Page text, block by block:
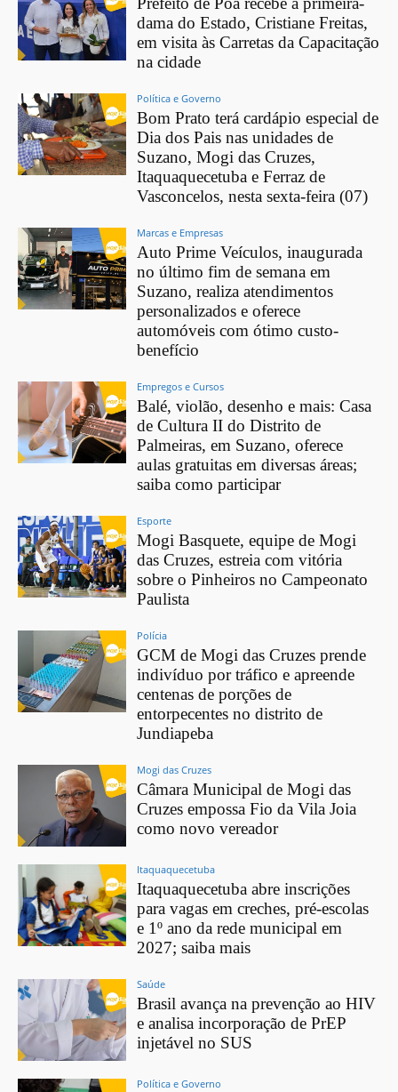
dama do Estado, Cristiane Freitas,
em visita às Carretas da Capacitação
na cidade
Política e Governo
Bom Prato terá cardápio especial de
Dia dos Pais nas unidades de
Suzano, Mogi das Cruzes,
Itaquaquecetuba e Ferraz de
Vasconcelos, nesta sexta-feira (07)
Marcas e Empresas
Auto Prime Veículos, inaugurada
no último fim de semana em
Suzano, realiza atendimentos
personalizados e oferece
automóveis com ótimo custo-
benefício
Empregos e Cursos
Balé, violão, desenho e mais: Casa
de Cultura II do Distrito de
Palmeiras, em Suzano, oferece
aulas gratuitas em diversas áreas;
saiba como participar
Esporte
Mogi Basquete, equipe de Mogi
das Cruzes, estreia com vitória
sobre o Pinheiros no Campeonato
Paulista
Polícia
GCM de Mogi das Cruzes prende
indivíduo por tráfico e apreende
centenas de porções de
entorpecentes no distrito de
Jundiapeba
Mogi das Cruzes
Câmara Municipal de Mogi das
Cruzes empossa Fio da Vila Joia
como novo vereador
Itaquaquecetuba
Itaquaquecetuba abre inscrições
para vagas em creches, pré-escolas
e 1º ano da rede municipal em
2027; saiba mais
Saúde
Brasil avança na prevenção ao HIV
e analisa incorporação de PrEP
injetável no SUS
Política e Governo